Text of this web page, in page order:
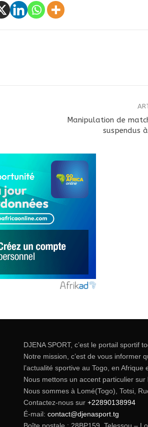
Manipulation de
suspendus
DJENA SPORT, c’est le portail sportif
Notre mission, c’est de vous informer
l’actualité sportive au Togo, en Afrique
Nous mettons un accent particulier sur
Nous sommes à Lomé(Togo), Totsi,
Contactez-nous sur +22890138994
É-mail: contact@djenasport.tg